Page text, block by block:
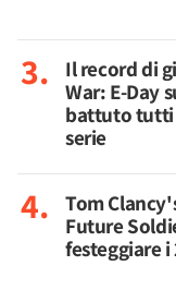
Il record di
War: E-Day
battuto
serie
Tom
Future
festeggiare